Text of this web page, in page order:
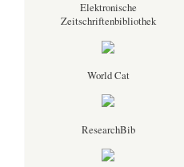
Elektronische
Zeitschriftenbibliothek
World Cat
ResearchBib